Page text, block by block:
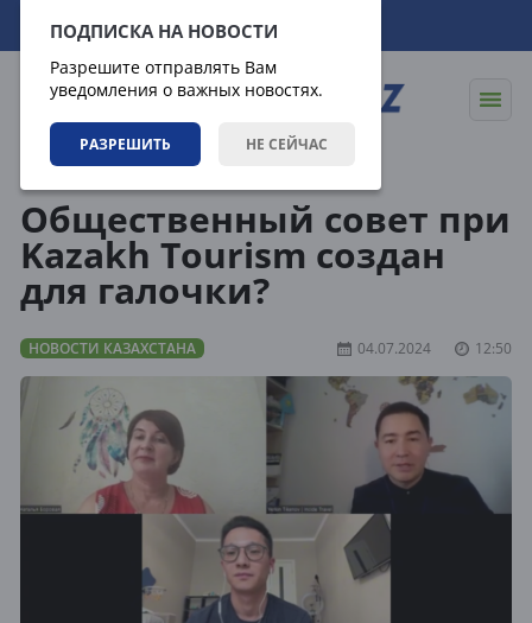
ПОДПИСКА НА НОВОСТИ
Разрешите отправлять Вам
уведомления о важных новостях.
РАЗРЕШИТЬ НЕ СЕЙЧАС
10.08.2026 13:53:17
Общественный совет при
Kazakh Tourism создан
для галочки?
НОВОСТИ КАЗАХСТАНА 04.07.2024 12:50